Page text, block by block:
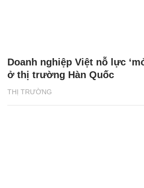
THỊ TRƯỜNG
Doanh nghiệp Việt nỗ lực
ở thị trường Hàn Quốc